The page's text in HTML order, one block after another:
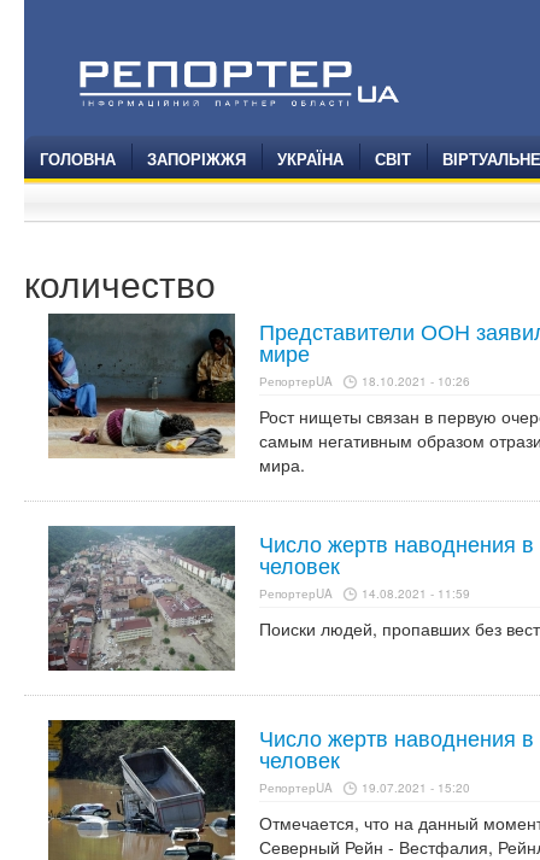
ГОЛОВНА ЗАПОРІЖЖЯ УКРАЇНА СВІТ
количество
Представители ООН
мире
РепортерUA 18.10.2021 - 10:26
Рост нищеты связан в первую
самым негативным образом
мира.
Число жертв наводнения
человек
РепортерUA 14.08.2021 - 11:59
Поиски людей, пропавших без
Число жертв наводнения
человек
РепортерUA 19.07.2021 - 15:20
Отмечается, что на данный
Северный Рейн - Вестфалия,